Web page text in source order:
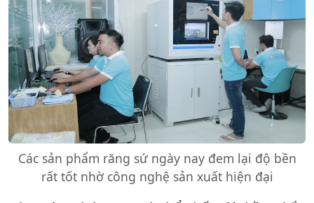
Các sản phẩm răng sứ ngày nay đem lại độ bền
rất tốt nhờ công nghệ sản xuất hiện đại